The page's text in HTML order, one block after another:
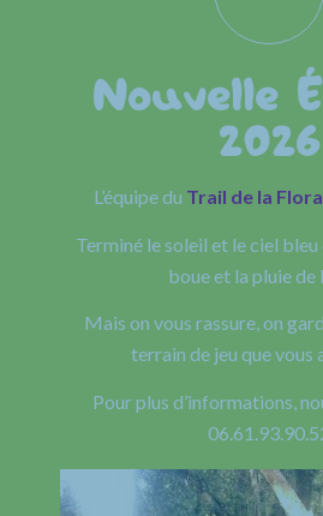
Nouvelle
2026
L’équipe du Trail de la Flora
Terminé le soleil et le ciel bleu
boue et la pluie de
Mais on vous rassure, on
terrain de jeu que vous
Pour plus d’informations,